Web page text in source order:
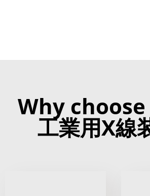
Why choose
工業用X線